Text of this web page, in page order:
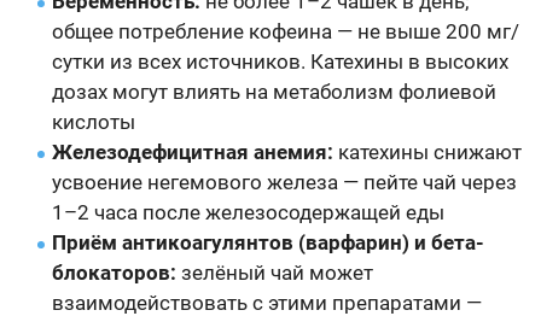
общее потребление кофеина — не выше 200 мг/
сутки из всех источников. Катехины в высоких
дозах могут влиять на метаболизм фолиевой
кислоты
Железодефицитная анемия: катехины снижают
усвоение негемового железа — пейте чай через
1–2 часа после железосодержащей еды
Приём антикоагулянтов (варфарин) и бета-
блокаторов: зелёный чай может
взаимодействовать с этими препаратами —